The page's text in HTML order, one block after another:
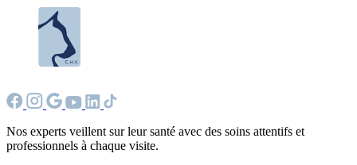
Nos experts veillent sur leur santé avec des soins attentifs et
professionnels à chaque visite.